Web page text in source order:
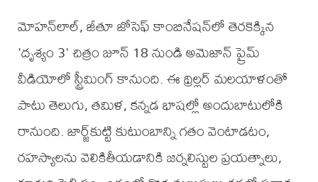
మోహన్‌లాల్, జీతూ జోసెఫ్ కాంబినేషన్‌లో తెరకెక్కిన
'దృశ్యం 3' చిత్రం జూన్ 18 నుండి అమెజాన్ ప్రైమ్
వీడియోలో స్ట్రీమింగ్ కానుంది. ఈ థ్రిల్లర్ మలయాళంతో
పాటు తెలుగు, తమిళ, కన్నడ భాషల్లో అందుబాటులోకి
రానుంది. జార్జ్‌కుట్టి కుటుంబాన్ని గతం వెంటాడటం,
రహస్యాలను వెలికితీయడానికి జర్నలిస్టుల ప్రయత్నాలు,